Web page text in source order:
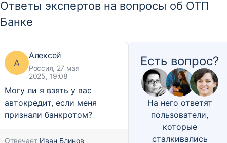
Ответы экспертов на вопросы об ОТП
Банке
А
Алексей
Россия, 27 мая
2025, 19:08
Могу ли я взять у вас
автокредит, если меня
признали банкротом?
Отвечает Иван Блинов
Есть вопрос?
На него ответят
пользователи,
которые
сталкивались